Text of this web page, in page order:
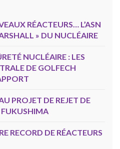
RÉACTEURS… L’ASN
» DU NUCLÉAIRE
NUCLÉAIRE : LES
DE GOLFECH
PROJET DE REJET DE
FUKUSHIMA
RECORD DE RÉACTEURS